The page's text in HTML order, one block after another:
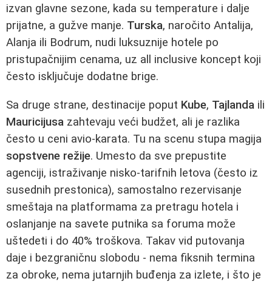
izvan glavne sezone, kada su temperature i dalje
prijatne, a gužve manje. Turska, naročito Antalija,
Alanja ili Bodrum, nudi luksuznije hotele po
pristupačnijim cenama, uz all inclusive koncept koji
često isključuje dodatne brige.
Sa druge strane, destinacije poput Kube, Tajlanda ili
Mauricijusa zahtevaju veći budžet, ali je razlika
često u ceni avio-karata. Tu na scenu stupa magija
sopstvene režije. Umesto da sve prepustite
agenciji, istraživanje nisko-tarifnih letova (često iz
susednih prestonica), samostalno rezervisanje
smeštaja na platformama za pretragu hotela i
oslanjanje na savete putnika sa foruma može
uštedeti i do 40% troškova. Takav vid putovanja
daje i bezgraničnu slobodu - nema fiksnih termina
za obroke, nema jutarnjih buđenja za izlete, i što je